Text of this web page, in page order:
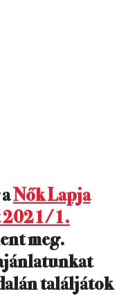
Nők Lapja
2021/1.
meg.
találjátok